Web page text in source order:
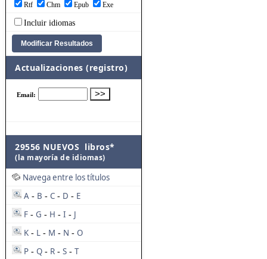
Rtf Chm Epub Exe
Incluir idiomas
Actualizaciones (registro)
29556 NUEVOS libros*
(la mayoría de idiomas)
Navega entre los títulos
A - B - C - D - E
F - G - H - I - J
K - L - M - N - O
P - Q - R - S - T